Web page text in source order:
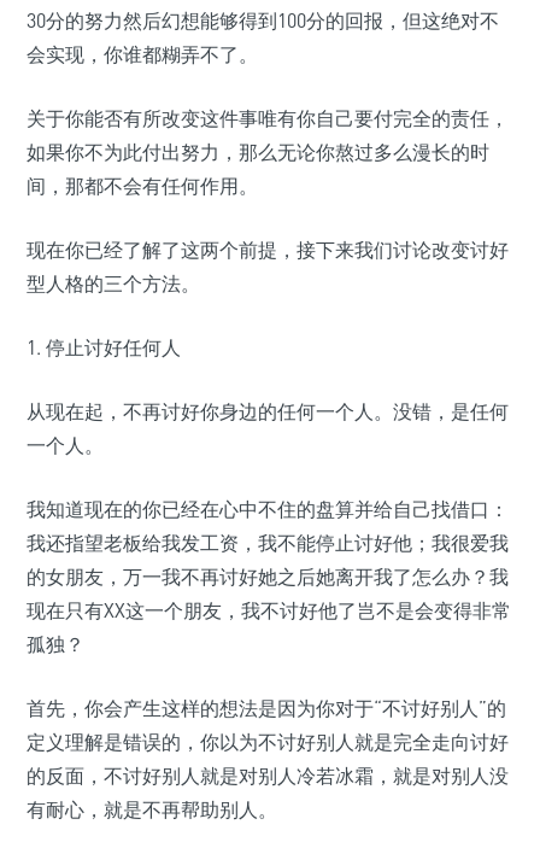
30分的努力然后幻想能够得到100分的回报，但这绝对不
会实现，你谁都糊弄不了。
关于你能否有所改变这件事唯有你自己要付完全的责任，
如果你不为此付出努力，那么无论你熬过多么漫长的时
间，那都不会有任何作用。
现在你已经了解了这两个前提，接下来我们讨论改变讨好
型人格的三个方法。
1. 停止讨好任何人
从现在起，不再讨好你身边的任何一个人。没错，是任何
一个人。
我知道现在的你已经在心中不住的盘算并给自己找借口：
我还指望老板给我发工资，我不能停止讨好他；我很爱我
的女朋友，万一我不再讨好她之后她离开我了怎么办？我
现在只有XX这一个朋友，我不讨好他了岂不是会变得非常
孤独？
首先，你会产生这样的想法是因为你对于“不讨好别人”的
定义理解是错误的，你以为不讨好别人就是完全走向讨好
的反面，不讨好别人就是对别人冷若冰霜，就是对别人没
有耐心，就是不再帮助别人。